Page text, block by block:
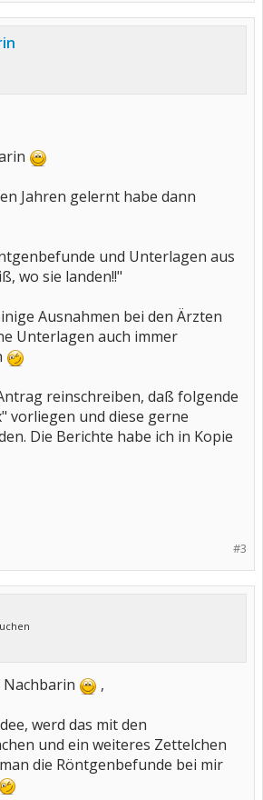
Jahren gelernt habe dann
und Unterlagen aus
wo sie landen!!"
Ausnahmen bei den Ärzten
Unterlagen auch immer
reinschreiben, daß folgende
vorliegen und diese gerne
Die Berichte habe ich in Kopie
#3
Nachbarin
,
werd das mit den
und ein weiteres Zettelchen
die Röntgenbefunde bei mir